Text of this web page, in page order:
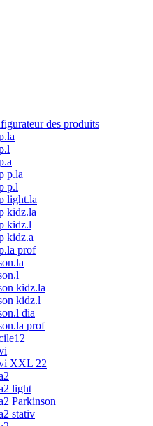
des produits
p.la
p.l
light.la
kidz.la
kidz.l
kidz.a
prof
kidz.la
kidz.l
dia
prof
XXL 22
light
Parkinson
stativ